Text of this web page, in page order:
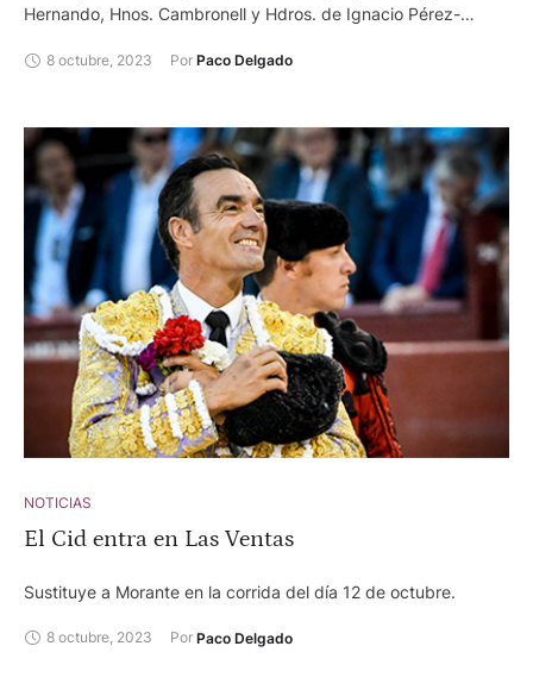
Hernando, Hnos. Cambronell y Hdros. de Ignacio Pérez-
Joselillo, ovación. Rubén Pinar, ovación. Carlos Gallego,
Toros de Salvador Domecq y Toros de Orive. Sebastián
Castella, ovación y dos orejas. Emilio de Justo, silencio y oreja.
Cristian Pérez, oreja y oreja. Medina de Pomar (Burgos), 8
de octubre. Toros de Ramón Espioja. Sergio Domínguez, dos
orejas y oreja. David Gomes, silencio y oreja. Ramonete
(Murcia), 8 de octubre. Toros de Jódar y Ruchena. Andy
Cartagena, dos orejas, oreja y dos orejas y rabo. Sebastián
Fernández, dos orejas y rabo, dos orejas y rabo, dos orejas y
rabo. Saint Sever (Francia)., 8 de octubre. XXXIX Semana
Taurina y de la Cultura. Novillos de Vieux Sulauze. Andoni
Verdejo, vuelta. Javier Zulueta, dos orejas. Julio Méndez,
oreja. Tomás Bastos, dos orejas con dos vueltas al ruedo
8 octubre, 2023 Por Paco Delgado
NOTICIAS
El Cid entra en Las Ventas
Sustituye a Morante en la corrida del día 12 de octubre.
8 octubre, 2023 Por Paco Delgado